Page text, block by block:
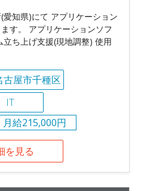
知県)にて アプリケーション
す。 アプリケーションソフ
立ち上げ支援(現地調整) 使用
古屋市千種区
IT
月給215,000円
を見る